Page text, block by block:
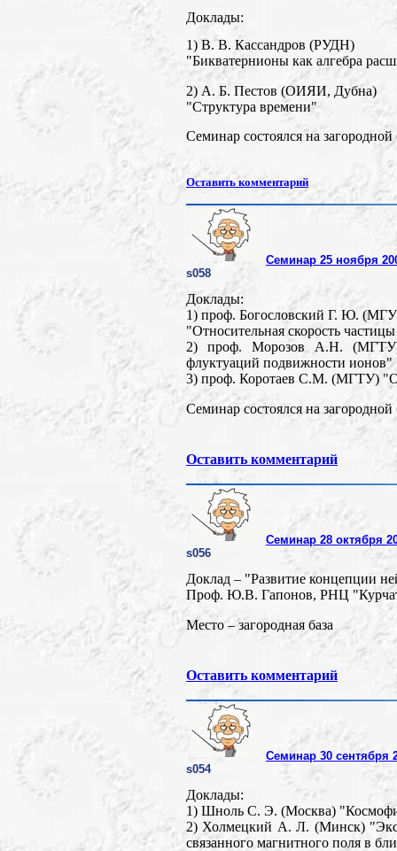
Доклады:
1) В. В. Кассандров (РУДН)
"Бикватернионы как алгебра
2) А. Б. Пестов (ОИЯИ, Дубна)
"Структура времени"
Семинар состоялся на загородной
Оставить комментарий
Семинар 25 ноября
s058
Доклады:
1) проф. Богословский Г. Ю.
"Относительная скорость
2) проф. Морозов А.Н. (МГТУ)
флуктуаций подвижности ионов"
3) проф. Коротаев C.М. (МГТУ)
Семинар состоялся на загородной
Оставить комментарий
Семинар 28 октября
s056
Доклад – "Развитие концепции
Проф. Ю.В. Гапонов, РНЦ
Место – загородная база
Оставить комментарий
Семинар 30 сентября
s054
Доклады:
1) Шноль С. Э. (Москва)
2) Холмецкий А. Л. (Минск)
связанного магнитного поля в